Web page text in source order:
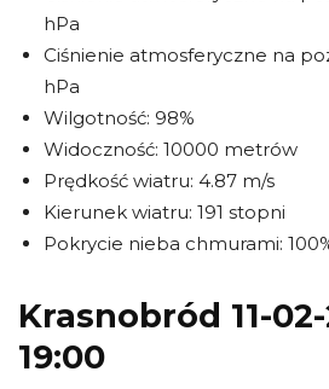
hPa
Ciśnienie atmosferyczne na
hPa
Wilgotność: 98%
Widoczność: 10000 metrów
Prędkość wiatru: 4.87 m/s
Kierunek wiatru: 191 stopni
Pokrycie nieba chmurami:
Krasnobród 11-
19:00